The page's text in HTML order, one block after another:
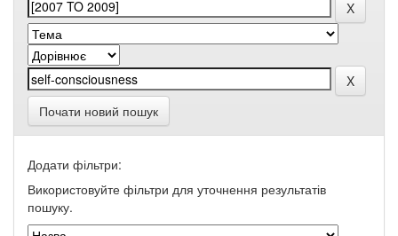
Почати новий пошук
Додати фільтри:
Використовуйте фільтри для уточнення результатів
пошуку.